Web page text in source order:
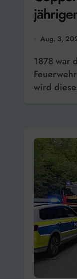
Aug. 3,
1878 war das Gründungsjahr der
wird